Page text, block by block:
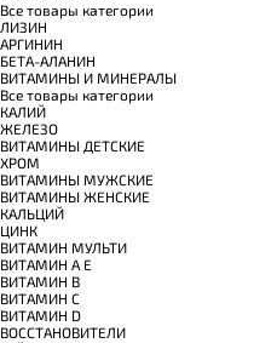
Все товары категории
ЛИЗИН
АРГИНИН
БЕТА-АЛАНИН
ВИТАМИНЫ И МИНЕРАЛЫ
Все товары категории
КАЛИЙ
ЖЕЛЕЗО
ВИТАМИНЫ ДЕТСКИЕ
ХРОМ
ВИТАМИНЫ МУЖСКИЕ
ВИТАМИНЫ ЖЕНСКИЕ
КАЛЬЦИЙ
ЦИНК
ВИТАМИН МУЛЬТИ
ВИТАМИН A E
ВИТАМИН B
ВИТАМИН C
ВИТАМИН D
ВОССТАНОВИТЕЛИ